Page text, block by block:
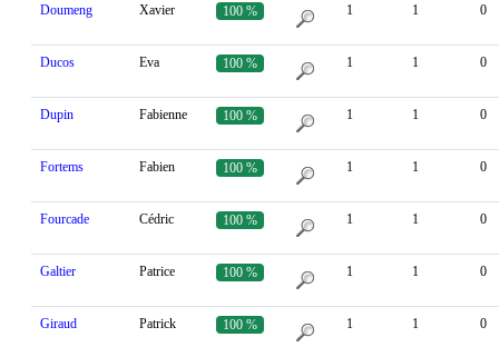
Doumeng Xavier 100 % 1 1 0
Ducos Eva 100 % 1 1 0
Dupin Fabienne 100 % 1 1 0
Fortems Fabien 100 % 1 1 0
Fourcade Cédric 100 % 1 1 0
Galtier Patrice 100 % 1 1 0
Giraud Patrick 100 % 1 1 0